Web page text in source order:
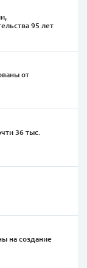
95 лет
от
36 тыс.
на создание